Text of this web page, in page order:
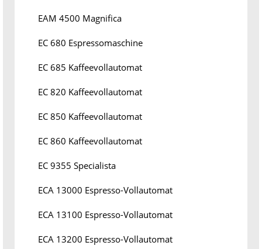
EAM 4500 Magnifica
EC 680 Espressomaschine
EC 685 Kaffeevollautomat
EC 820 Kaffeevollautomat
EC 850 Kaffeevollautomat
EC 860 Kaffeevollautomat
EC 9355 Specialista
ECA 13000 Espresso-Vollautomat
ECA 13100 Espresso-Vollautomat
ECA 13200 Espresso-Vollautomat